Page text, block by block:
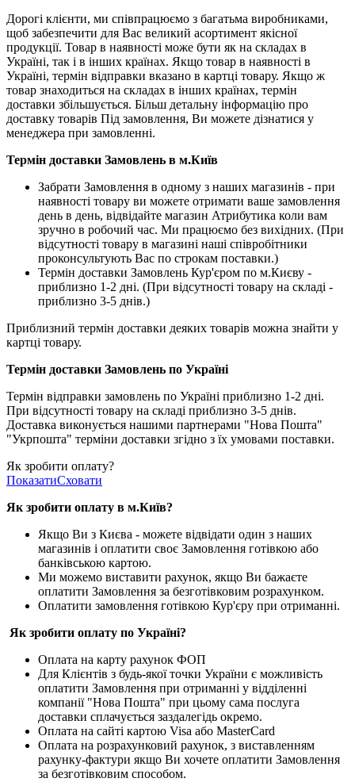
Дорогі клієнти, ми співпрацюємо з багатьма виробниками,
щоб забезпечити для Вас великий асортимент якісної
продукції. Товар в наявності може бути як на складах в
Україні, так і в інших країнах. Якщо товар в наявності в
Україні, термін відправки вказано в картці товару. Якщо ж
товар знаходиться на складах в інших країнах, термін
доставки збільшується. Більш детальну інформацію про
доставку товарів Під замовлення, Ви можете дізнатися у
менеджера при замовленні.
Термін доставки Замовлень в м.Київ
Забрати Замовлення в одному з наших магазинів - при
наявності товару ви можете отримати ваше замовлення
день в день, відвідайте магазин Атрибутика коли вам
зручно в робочий час. Ми працюємо без вихідних. (При
відсутності товару в магазині наші співробітники
проконсультують Вас по строкам поставки.)
Термін доставки Замовлень Кур'єром по м.Києву -
приблизно 1-2 дні. (При відсутності товару на складі -
приблизно 3-5 днів.)
Приблизний термін доставки деяких товарів можна знайти у
картці товару.
Термін доставки Замовлень по Україні
Термін відправки замовлень по Україні приблизно 1-2 дні.
При відсутності товару на складі приблизно 3-5 днів.
Доставка виконується нашими партнерами "Нова Пошта"
"Укрпошта" терміни доставки згідно з їх умовами поставки.
Як зробити оплату?
ПоказатиСховати
Як зробити оплату в м.Київ?
Якщо Ви з Києва - можете відвідати один з наших
магазинів і оплатити своє Замовлення готівкою або
банківською картою.
Ми можемо виставити рахунок, якщо Ви бажаєте
оплатити Замовлення за безготівковим розрахунком.
Оплатити замовлення готівкою Кур'єру при отриманні.
Як зробити оплату по Україні?
Оплата на карту рахунок ФОП
Для Клієнтів з будь-якої точки України є можливість
оплатити Замовлення при отриманні у відділенні
компанії "Нова Пошта" при цьому сама послуга
доставки сплачується заздалегідь окремо.
Оплата на сайті картою Visa або MasterCard
Оплата на розрахунковий рахунок, з виставленням
рахунку-фактури якщо Ви хочете оплатити Замовлення
за безготівковим способом.